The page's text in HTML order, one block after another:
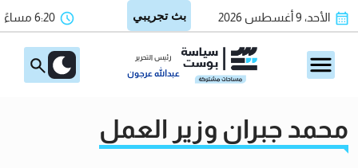
الأحد، 9 أغسطس 2026 6:20 مساءً
رئيس التحرير
عبدالله عرجون
محمد جبران وزير العمل